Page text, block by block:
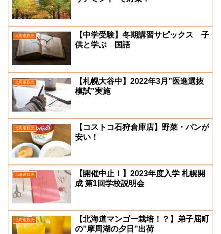
北海道観光
【中学受験】冬期講習サピックス 子
供と学ぶ 国語
北海道観光
【札幌大谷中】2022年3月”医進選抜
模試”実施
北海道観光
【コストコ石狩倉庫店】野菜・パンが
安い！
北海道観光
【開催中止！】2023年度入学 札幌開
成 第1回学校説明会
北海道観光
【北海道マンゴー栽培！？】弟子屈町
の”摩周湖の夕日”出荷